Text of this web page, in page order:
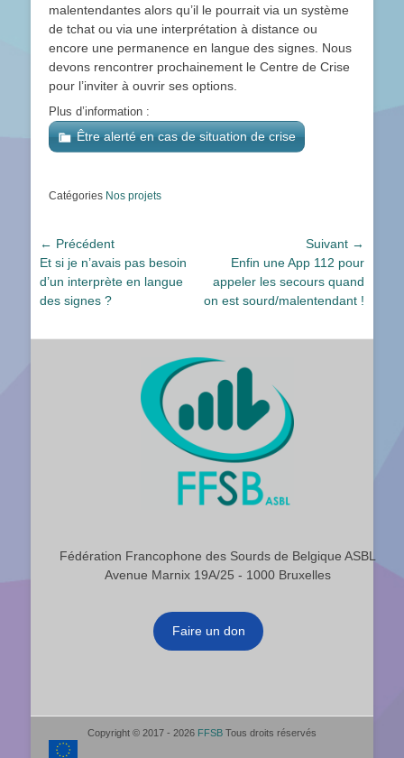
malentendantes alors qu’il le pourrait via un système
de tchat ou via une interprétation à distance ou
encore une permanence en langue des signes. Nous
devons rencontrer prochainement le Centre de Crise
pour l’inviter à ouvrir ses options.
Plus d’information :
Être alerté en cas de situation de crise
Catégories Nos projets
Navigation
de
l’article
← Précédent
Article
précédent :
Et si je n’avais pas besoin
d’un interprète en langue
des signes ?
Suivant →
Article
suivant :
Enfin une App 112 pour
appeler les secours quand
on est sourd/malentendant !
Fédération Francophone des Sourds de Belgique ASBL
Avenue Marnix 19A/25 - 1000 Bruxelles
Faire un don
Copyright © 2017 - 2026 FFSB Tous droits réservés